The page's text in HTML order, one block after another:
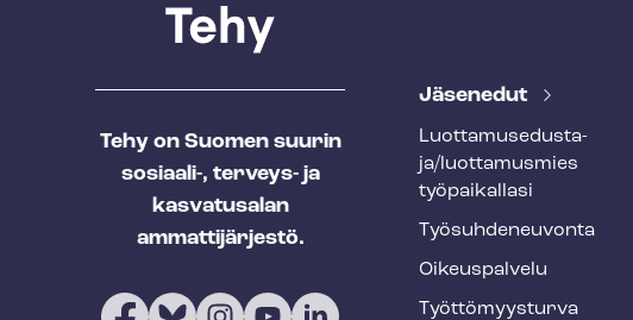
Tehy on Suomen suurin
sosiaali-, terveys- ja
kasvatusalan
ammattijärjestö.
T
h
y
f
o
o
Jäsenedut
Luot­ta­muse­dus­ta­
ja/luottamusmies
työpaikallasi
Työ­suh­de­neu­von­ta
Oikeuspalvelu
Työt­tö­myys­tur­va